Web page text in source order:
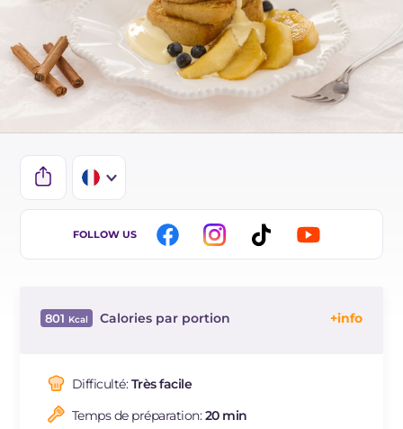
IT
ES
NL
FOLLOW US
801 Calories par portion
Dont sucres
Protéine
Difficulté:Très facile
Temps de préparation:20 min